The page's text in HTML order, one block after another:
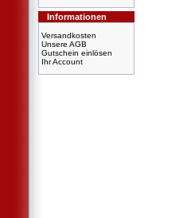
Informationen
Versandkosten
Unsere AGB
Gutschein einlösen
Ihr Account